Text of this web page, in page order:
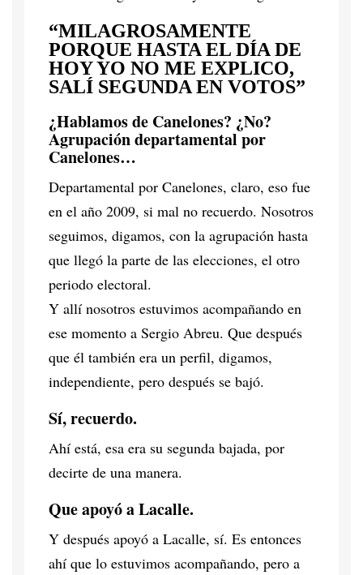
“MILAGROSAMENTE
PORQUE HASTA EL DÍA DE
HOY YO NO ME EXPLICO,
SALÍ SEGUNDA EN VOTOS”
¿Hablamos de Canelones? ¿No?
Agrupación departamental por
Canelones…
Departamental por Canelones, claro, eso fue
en el año 2009, si mal no recuerdo. Nosotros
seguimos, digamos, con la agrupación hasta
que llegó la parte de las elecciones, el otro
periodo electoral.
Y allí nosotros estuvimos acompañando en
ese momento a Sergio Abreu. Que después
que él también era un perfil, digamos,
independiente, pero después se bajó.
Sí, recuerdo.
Ahí está, esa era su segunda bajada, por
decirte de una manera.
Que apoyó a Lacalle.
Y después apoyó a Lacalle, sí. Es entonces
ahí que lo estuvimos acompañando, pero a